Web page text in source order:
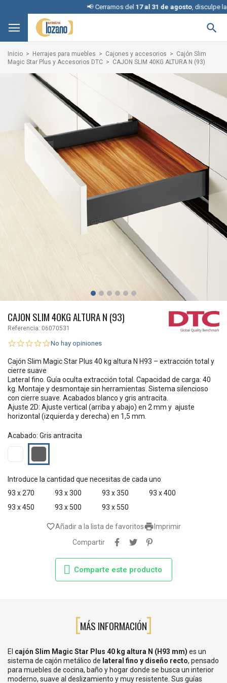
📢 Cerramos del 17 al 31 de agosto, disculpe las

Inicio Herrajes para muebles Cajones y accesorios
Cajón Slim
Magic Star Plus y Accesorios DTC
CAJON SLIM 40KG ALTURA N (93)
CAJON SLIM 40KG ALTURA N (93)
Referencia: 06070531
No hay opiniones
Cajón Slim Magic Star Plus 40 kg altura N H93 – extracción total y
cierre suave
Lateral fino. Guía oculta extracción total. Capacidad de carga: 40
kg. Montaje y desmontaje sin herramientas. Sistema silencioso
con cierre suave. Acabados blanco y gris antracita.
Ajuste 2D: Ajuste vertical (arriba y abajo) en 2 mm y ajuste
horizontal (izquierda y derecha) en 1,5 mm.
Acabado: Gris antracita
Blanco
Gris
antracita
Introduce la cantidad que necesitas de cada uno
93 x 270
93 x 300 93 x 350
93 x 400
93 x 450
93 x 500 93 x 550
 Imprimir
favorite_borderAñadir a la lista de favoritos
Compartir
Comparte este producto
MÁS INFORMACIÓN
El cajón Slim Magic Star Plus 40 kg altura N (H93 mm) es un
sistema de cajón metálico de lateral fino y diseño recto, pensado
para muebles de cocina, baño y hogar donde se busca un interior
moderno, suave al deslizamiento y muy resistente. Sus guías